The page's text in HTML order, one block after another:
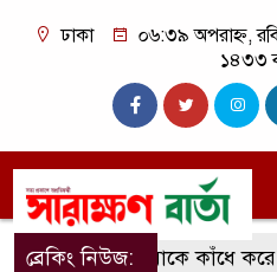
ঢাকা
০৬:৩৯ অপরাহ্ন,
১৪৩৩
ব্রেকিং নিউজ:মাকে কাঁধে করে ছেলের